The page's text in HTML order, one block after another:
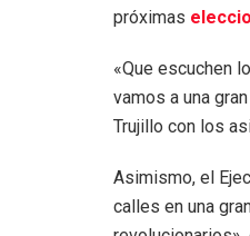
próximas
«Que escuchen
vamos a una
Trujillo con los
Asimismo, el
calles en una